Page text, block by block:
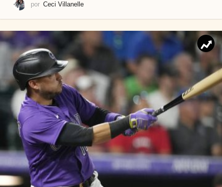
por Ceci Villanelle